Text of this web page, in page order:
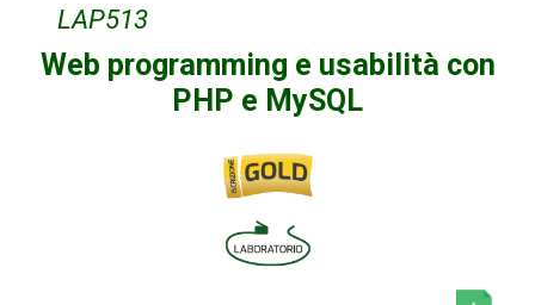
LAP513
Web programming e usabilità con
PHP e MySQL